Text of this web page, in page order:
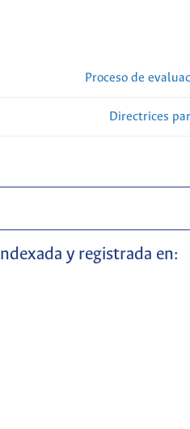
Proceso de
Directrices
Indexada y registrada en: